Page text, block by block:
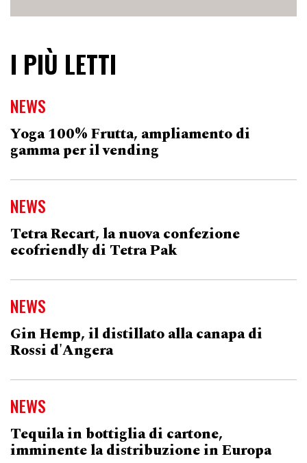
I PIÙ LETTI
NEWS
Yoga 100% Frutta, ampliamento di
gamma per il vending
NEWS
Tetra Recart, la nuova confezione
ecofriendly di Tetra Pak
NEWS
Gin Hemp, il distillato alla canapa di
Rossi d'Angera
NEWS
Tequila in bottiglia di cartone,
imminente la distribuzione in Europa